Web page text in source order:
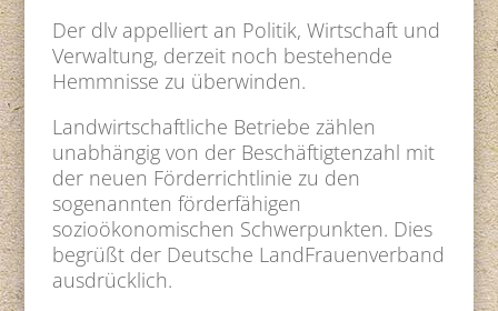
Der dlv appelliert an Politik, Wirtschaft und
Verwaltung, derzeit noch bestehende
Hemmnisse zu überwinden.
Landwirtschaftliche Betriebe zählen
unabhängig von der Beschäftigtenzahl mit
der neuen Förderrichtlinie zu den
sogenannten förderfähigen
sozioökonomischen Schwerpunkten. Dies
begrüßt der Deutsche LandFrauenverband
ausdrücklich.